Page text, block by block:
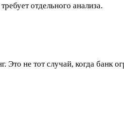
отдельного анализа.
не тот случай, когда банк